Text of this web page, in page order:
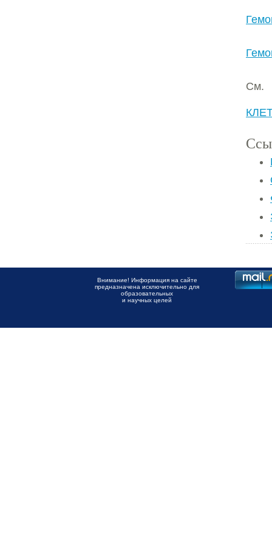
См.
Внимание! Информация на сайте
предназначена исключительно для
образовательных
и научных целей